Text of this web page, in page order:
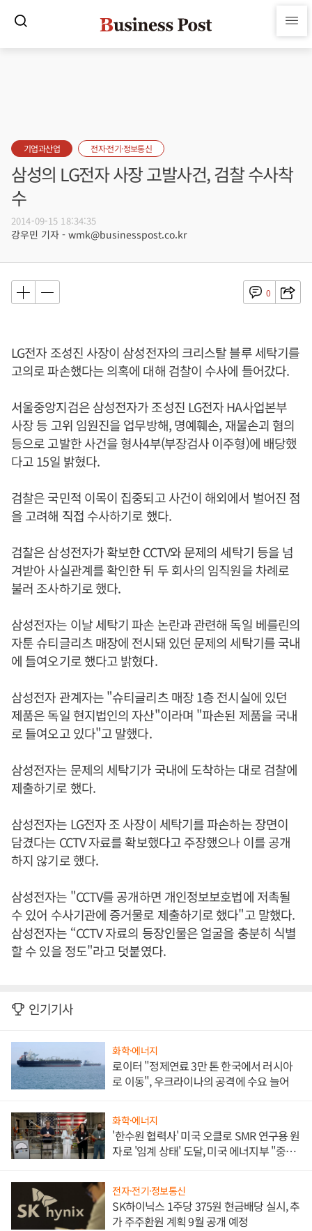
기업과산업 전자·전기·정보통신
삼성의 LG전자 사장 고발사건, 검찰 수사착
수
2014-09-15 18:34:35
강우민 기자 - wmk@businesspost.co.kr
0
LG전자 조성진 사장이 삼성전자의 크리스탈 블루 세탁기를
고의로 파손했다는 의혹에 대해 검찰이 수사에 들어갔다.
서울중앙지검은 삼성전자가 조성진 LG전자 HA사업본부
사장 등 고위 임원진을 업무방해, 명예훼손, 재물손괴 혐의
등으로 고발한 사건을 형사4부(부장검사 이주형)에 배당했
다고 15일 밝혔다.
검찰은 국민적 이목이 집중되고 사건이 해외에서 벌어진 점
을 고려해 직접 수사하기로 했다.
검찰은 삼성전자가 확보한 CCTV와 문제의 세탁기 등을 넘
겨받아 사실관계를 확인한 뒤 두 회사의 임직원을 차례로
불러 조사하기로 했다.
삼성전자는 이날 세탁기 파손 논란과 관련해 독일 베를린의
자툰 슈티글리츠 매장에 전시돼 있던 문제의 세탁기를 국내
에 들여오기로 했다고 밝혔다.
삼성전자 관계자는 "슈티글리츠 매장 1층 전시실에 있던
제품은 독일 현지법인의 자산"이라며 "파손된 제품을 국내
로 들여오고 있다"고 말했다.
삼성전자는 문제의 세탁기가 국내에 도착하는 대로 검찰에
제출하기로 했다.
삼성전자는 LG전자 조 사장이 세탁기를 파손하는 장면이
담겼다는 CCTV 자료를 확보했다고 주장했으나 이를 공개
하지 않기로 했다.
삼성전자는 "CCTV를 공개하면 개인정보보호법에 저촉될
수 있어 수사기관에 증거물로 제출하기로 했다"고 말했다.
삼성전자는 “CCTV 자료의 등장인물은 얼굴을 충분히 식별
할 수 있을 정도"라고 덧붙였다.
인기기사
화학·에너지
로이터 "정제연료 3만 톤 한국에서 러시아
로 이동", 우크라이나의 공격에 수요 늘어
화학·에너지
'한수원 협력사' 미국 오클로 SMR 연구용 원
자로 '임계 상태' 도달, 미국 에너지부 "중요
전자·전기·정보통신
SK하이닉스 1주당 375원 현금배당 실시, 추
가 주주환원 계획 9월 공개 예정